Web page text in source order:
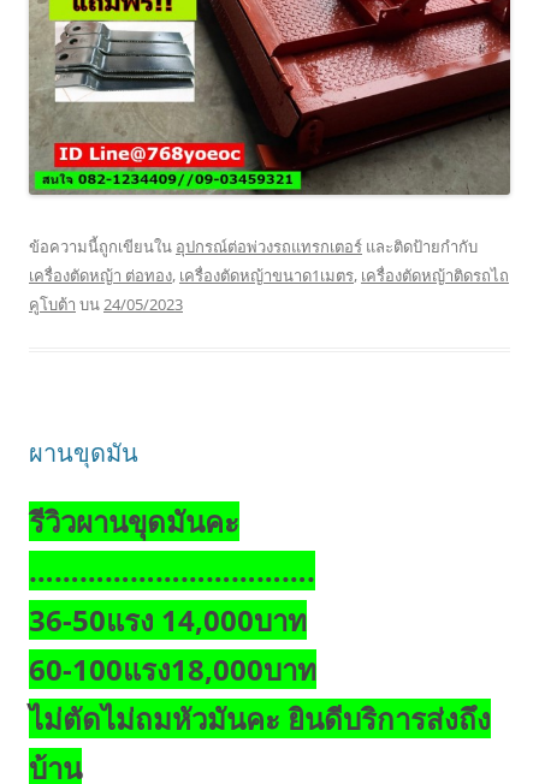
ข้อความนี้ถูกเขียนใน อุปกรณ์ต่อพ่วงรถแทรกเตอร์ และติดป้ายกำกับ
เครื่องตัดหญ้า ต่อทอง, เครื่องตัดหญ้าขนาด1เมตร, เครื่องตัดหญ้าติดรถไถ
คูโบต้า บน 24/05/2023
ผานขุดมัน
รีวิวผานขุดมันคะ
…………………………….
36-50แรง 14,000บาท
60-100แรง18,000บาท
ไม่ตัดไม่ถมหัวมันคะ ยินดีบริการส่งถึง
บ้าน